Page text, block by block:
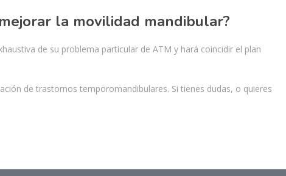
la movilidad mandibular?
de su problema particular de ATM y hará coincidir el plan
de trastornos temporomandibulares. Si tienes dudas, o quieres